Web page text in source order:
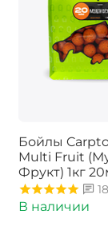
Бойлы
Multi Fruit
Фрукт) 1кг
В наличии